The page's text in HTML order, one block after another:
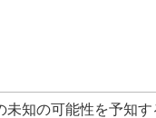
未知の可能性を予知